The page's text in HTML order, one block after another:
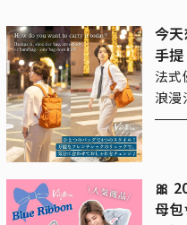
今
手
法式
浪漫
讓你
🎀
母包